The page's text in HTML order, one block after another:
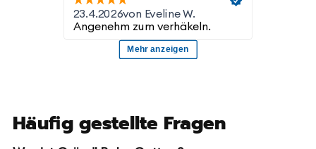
Häufig gestellte Fragen